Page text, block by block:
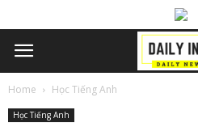
Home Học Tiếng Anh
Học Tiếng Anh